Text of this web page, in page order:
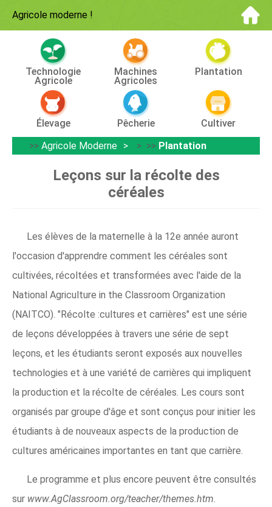
Agricole moderne !
Technologie
Agricole
Machines
Agricoles
Plantation
Élevage Pêcherie
Cultiver
>> Agricole Moderne > >> Plantation
Leçons sur la récolte des
céréales
Les élèves de la maternelle à la 12e année auront
l'occasion d'apprendre comment les céréales sont
cultivées, récoltées et transformées avec l'aide de la
National Agriculture in the Classroom Organization
(NAITCO). "Récolte :cultures et carrières" est une série
de leçons développées à travers une série de sept
leçons, et les étudiants seront exposés aux nouvelles
technologies et à une variété de carrières qui impliquent
la production et la récolte de céréales. Les cours sont
organisés par groupe d'âge et sont conçus pour initier les
étudiants à de nouveaux aspects de la production de
cultures américaines importantes en tant que carrière.
Le programme et plus encore peuvent être consultés
sur www.AgClassroom.org/teacher/themes.htm.